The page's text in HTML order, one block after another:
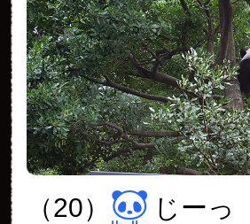
（20） じーっ